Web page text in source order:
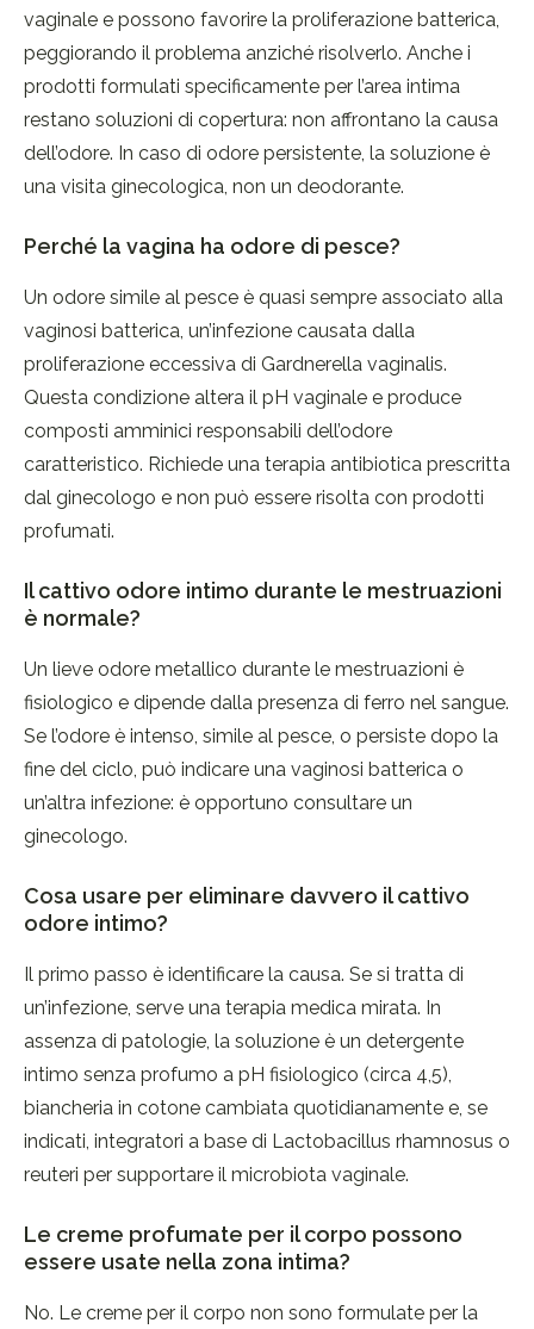
vaginale e possono favorire la proliferazione batterica,
peggiorando il problema anziché risolverlo. Anche i
prodotti formulati specificamente per l’area intima
restano soluzioni di copertura: non affrontano la causa
dell’odore. In caso di odore persistente, la soluzione è
una visita ginecologica, non un deodorante.
Perché la vagina ha odore di pesce?
Un odore simile al pesce è quasi sempre associato alla
vaginosi batterica, un’infezione causata dalla
proliferazione eccessiva di Gardnerella vaginalis.
Questa condizione altera il pH vaginale e produce
composti amminici responsabili dell’odore
caratteristico. Richiede una terapia antibiotica prescritta
dal ginecologo e non può essere risolta con prodotti
profumati.
Il cattivo odore intimo durante le mestruazioni
è normale?
Un lieve odore metallico durante le mestruazioni è
fisiologico e dipende dalla presenza di ferro nel sangue.
Se l’odore è intenso, simile al pesce, o persiste dopo la
fine del ciclo, può indicare una vaginosi batterica o
un’altra infezione: è opportuno consultare un
ginecologo.
Cosa usare per eliminare davvero il cattivo
odore intimo?
Il primo passo è identificare la causa. Se si tratta di
un’infezione, serve una terapia medica mirata. In
assenza di patologie, la soluzione è un detergente
intimo senza profumo a pH fisiologico (circa 4,5),
biancheria in cotone cambiata quotidianamente e, se
indicati, integratori a base di Lactobacillus rhamnosus o
reuteri per supportare il microbiota vaginale.
Le creme profumate per il corpo possono
essere usate nella zona intima?
No. Le creme per il corpo non sono formulate per la